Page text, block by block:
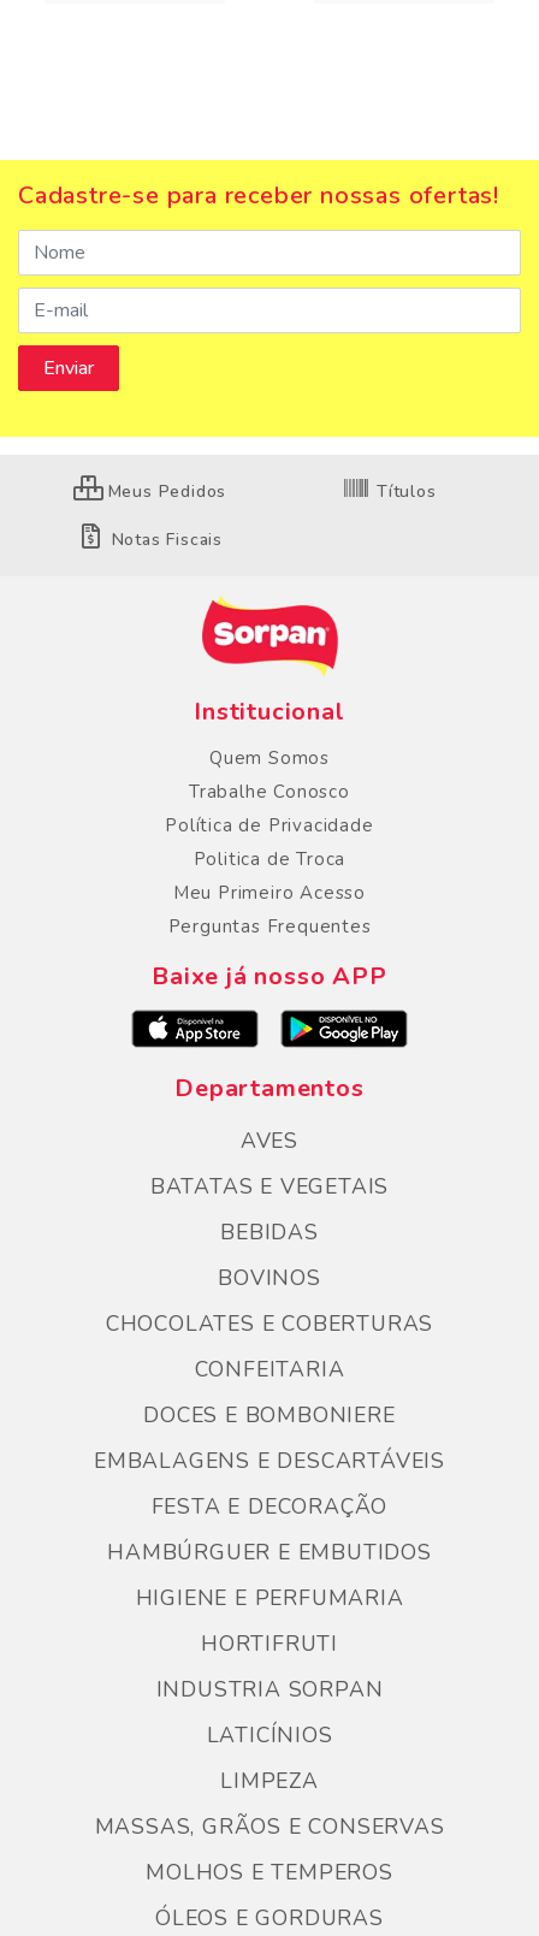
Cadastre-se para receber nossas ofertas!
Meus Pedidos Títulos
Notas Fiscais
Institucional
Quem Somos
Trabalhe Conosco
Política de Privacidade
Politica de Troca
Meu Primeiro Acesso
Perguntas Frequentes
Baixe já nosso APP
Departamentos
AVES
BATATAS E VEGETAIS
BEBIDAS
BOVINOS
CHOCOLATES E COBERTURAS
CONFEITARIA
DOCES E BOMBONIERE
EMBALAGENS E DESCARTÁVEIS
FESTA E DECORAÇÃO
HAMBÚRGUER E EMBUTIDOS
HIGIENE E PERFUMARIA
HORTIFRUTI
INDUSTRIA SORPAN
LATICÍNIOS
LIMPEZA
MASSAS, GRÃOS E CONSERVAS
MOLHOS E TEMPEROS
ÓLEOS E GORDURAS